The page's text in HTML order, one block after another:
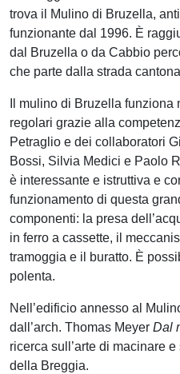
trova il Mulino di Bruzella,
funzionante dal 1996. È
dal Bruzella o da Cabbio
che parte dalla strada
Il mulino di Bruzella
regolari grazie alla
Petraglio e dei collaboratori
Bossi, Silvia Medici e Paolo
è interessante e istruttiva e
funzionamento di questa
componenti: la presa
in ferro a cassette, il
tramoggia e il buratto. È
polenta.
Nell’edificio annesso al
dall’arch. Thomas Meyer Dal
ricerca sull’arte di macinare
della Breggia.